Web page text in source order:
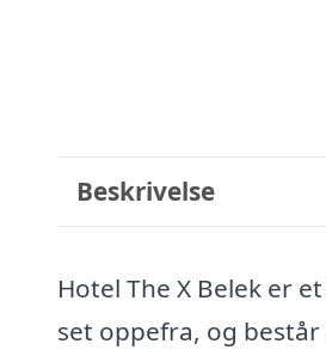
Beskrivelse
Hotel The X Belek er
set oppefra, og